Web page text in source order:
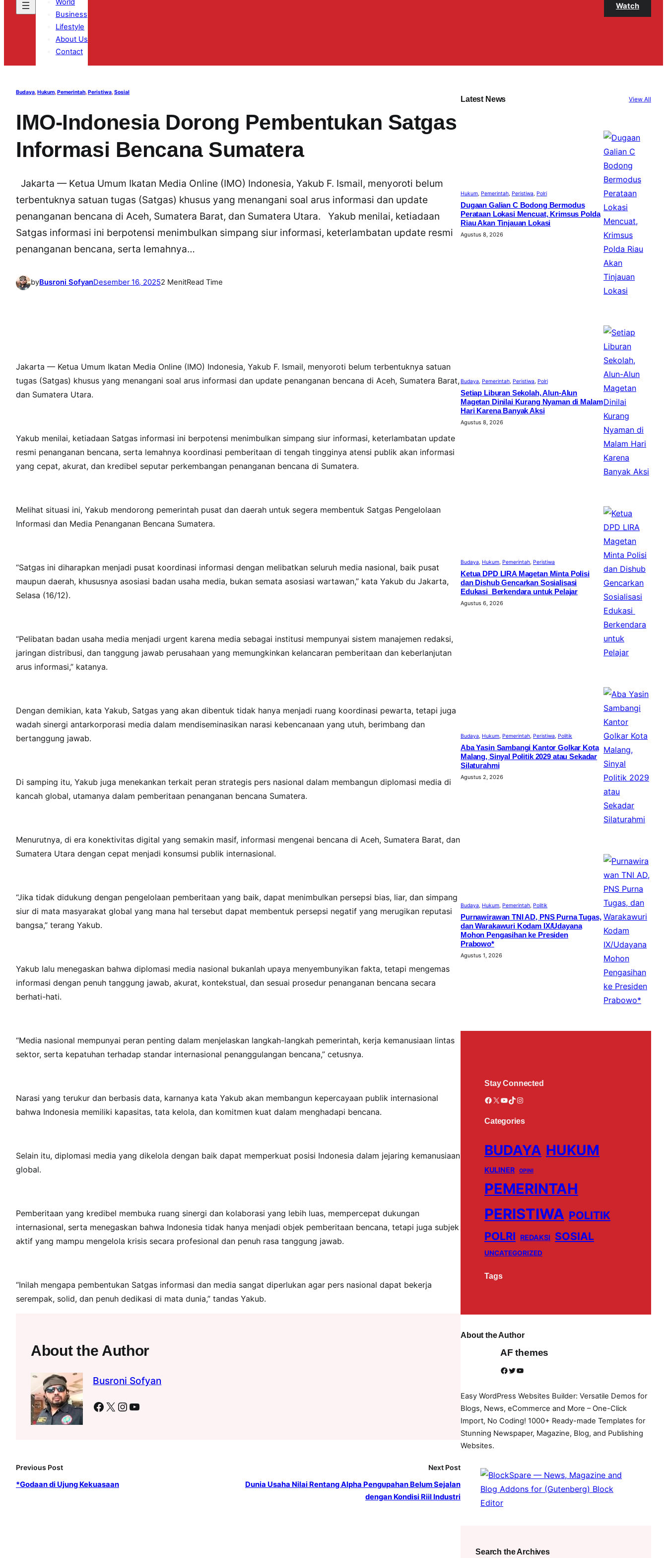
World
Business
Lifestyle
About Us
Contact
Watch
Budaya, Hukum, Pemerintah, Peristiwa, Sosial
IMO-Indonesia Dorong Pembentukan Satgas
Informasi Bencana Sumatera
Jakarta — Ketua Umum Ikatan Media Online (IMO) Indonesia, Yakub F. Ismail, menyoroti belum
terbentuknya satuan tugas (Satgas) khusus yang menangani soal arus informasi dan update
penanganan bencana di Aceh, Sumatera Barat, dan Sumatera Utara. Yakub menilai, ketiadaan
Satgas informasi ini berpotensi menimbulkan simpang siur informasi, keterlambatan update resmi
penanganan bencana, serta lemahnya…
byBusroni SofyanDesember 16, 20252 MenitRead Time
Jakarta — Ketua Umum Ikatan Media Online (IMO) Indonesia, Yakub F. Ismail, menyoroti belum terbentuknya satuan
tugas (Satgas) khusus yang menangani soal arus informasi dan update penanganan bencana di Aceh, Sumatera Barat,
dan Sumatera Utara.
Yakub menilai, ketiadaan Satgas informasi ini berpotensi menimbulkan simpang siur informasi, keterlambatan update
resmi penanganan bencana, serta lemahnya koordinasi pemberitaan di tengah tingginya atensi publik akan informasi
yang cepat, akurat, dan kredibel seputar perkembangan penanganan bencana di Sumatera.
Melihat situasi ini, Yakub mendorong pemerintah pusat dan daerah untuk segera membentuk Satgas Pengelolaan
Informasi dan Media Penanganan Bencana Sumatera.
“Satgas ini diharapkan menjadi pusat koordinasi informasi dengan melibatkan seluruh media nasional, baik pusat
maupun daerah, khususnya asosiasi badan usaha media, bukan semata asosiasi wartawan,” kata Yakub du Jakarta,
Selasa (16/12).
“Pelibatan badan usaha media menjadi urgent karena media sebagai institusi mempunyai sistem manajemen redaksi,
jaringan distribusi, dan tanggung jawab perusahaan yang memungkinkan kelancaran pemberitaan dan keberlanjutan
arus informasi,” katanya.
Dengan demikian, kata Yakub, Satgas yang akan dibentuk tidak hanya menjadi ruang koordinasi pewarta, tetapi juga
wadah sinergi antarkorporasi media dalam mendiseminasikan narasi kebencanaan yang utuh, berimbang dan
bertanggung jawab.
Di samping itu, Yakub juga menekankan terkait peran strategis pers nasional dalam membangun diplomasi media di
kancah global, utamanya dalam pemberitaan penanganan bencana Sumatera.
Menurutnya, di era konektivitas digital yang semakin masif, informasi mengenai bencana di Aceh, Sumatera Barat, dan
Sumatera Utara dengan cepat menjadi konsumsi publik internasional.
“Jika tidak didukung dengan pengelolaan pemberitaan yang baik, dapat menimbulkan persepsi bias, liar, dan simpang
siur di mata masyarakat global yang mana hal tersebut dapat membentuk persepsi negatif yang merugikan reputasi
bangsa,” terang Yakub.
Yakub lalu menegaskan bahwa diplomasi media nasional bukanlah upaya menyembunyikan fakta, tetapi mengemas
informasi dengan penuh tanggung jawab, akurat, kontekstual, dan sesuai prosedur penanganan bencana secara
berhati-hati.
“Media nasional mempunyai peran penting dalam menjelaskan langkah-langkah pemerintah, kerja kemanusiaan lintas
sektor, serta kepatuhan terhadap standar internasional penanggulangan bencana,” cetusnya.
Narasi yang terukur dan berbasis data, karnanya kata Yakub akan membangun kepercayaan publik internasional
bahwa Indonesia memiliki kapasitas, tata kelola, dan komitmen kuat dalam menghadapi bencana.
Selain itu, diplomasi media yang dikelola dengan baik dapat memperkuat posisi Indonesia dalam jejaring kemanusiaan
global.
Pemberitaan yang kredibel membuka ruang sinergi dan kolaborasi yang lebih luas, mempercepat dukungan
internasional, serta menegaskan bahwa Indonesia tidak hanya menjadi objek pemberitaan bencana, tetapi juga subjek
aktif yang mampu mengelola krisis secara profesional dan penuh rasa tanggung jawab.
“Inilah mengapa pembentukan Satgas informasi dan media sangat diperlukan agar pers nasional dapat bekerja
serempak, solid, dan penuh dedikasi di mata dunia,” tandas Yakub.
About the Author
Busroni Sofyan
Facebook X InstagramYouTube
Previous Post
*Godaan di Ujung Kekuasaan
Next Post
Dunia Usaha Nilai Rentang Alpha Pengupahan Belum Sejalan
dengan Kondisi Riil Industri
Latest News View All
Hukum, Pemerintah, Peristiwa, Polri
Dugaan Galian C Bodong Bermodus
Perataan Lokasi Mencuat, Krimsus Polda
Riau Akan Tinjauan Lokasi
Agustus 8, 2026
Budaya, Pemerintah, Peristiwa, Polri
Setiap Liburan Sekolah, Alun-Alun
Magetan Dinilai Kurang Nyaman di Malam
Hari Karena Banyak Aksi
Agustus 8, 2026
Budaya, Hukum, Pemerintah, Peristiwa
Ketua DPD LIRA Magetan Minta Polisi
dan Dishub Gencarkan Sosialisasi
Edukasi Berkendara untuk Pelajar
Agustus 6, 2026
Budaya, Hukum, Pemerintah, Peristiwa, Politik
Aba Yasin Sambangi Kantor Golkar Kota
Malang, Sinyal Politik 2029 atau Sekadar
Silaturahmi
Agustus 2, 2026
Budaya, Hukum, Pemerintah, Politik
Purnawirawan TNI AD, PNS Purna Tugas,
dan Warakawuri Kodam IX/Udayana
Mohon Pengasihan ke Presiden
Prabowo*
Agustus 1, 2026
Stay Connected
Facebook X YouTube TikTok Instagram
Categories
BUDAYA HUKUM
KULINER OPINI
PEMERINTAH
PERISTIWA POLITIK
POLRI
REDAKSI SOSIAL
UNCATEGORIZED
Tags
About the Author
AF themes
Facebook Twitter YouTube
Easy WordPress Websites Builder: Versatile Demos for
Blogs, News, eCommerce and More – One-Click
Import, No Coding! 1000+ Ready-made Templates for
Stunning Newspaper, Magazine, Blog, and Publishing
Websites.
Search the Archives